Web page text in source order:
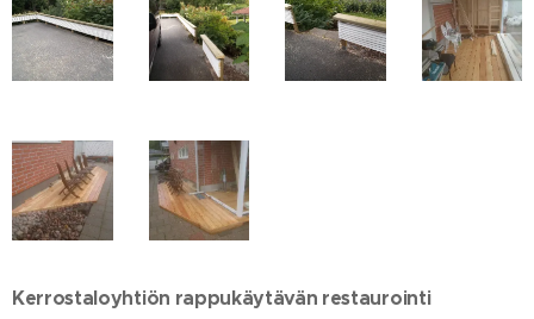
Kerrostaloyhtiön rappukäytävän restaurointi